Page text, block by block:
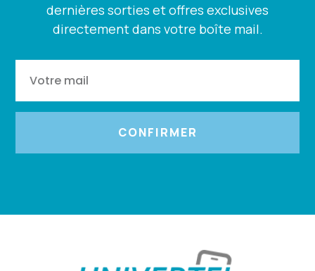
dernières sorties et offres exclusives
directement dans votre boîte mail.
CONFIRMER